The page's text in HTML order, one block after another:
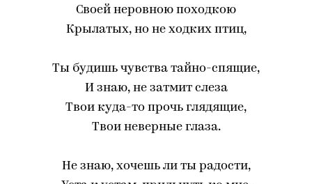
Своей неровною походкою
Крылатых, но не ходких птиц,
Ты будишь чувства тайно-спящие,
И знаю, не затмит слеза
Твои куда-то прочь глядящие,
Твои неверные глаза.
Не знаю, хочешь ли ты радости,